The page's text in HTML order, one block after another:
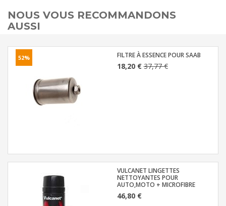
NOUS VOUS RECOMMANDONS
AUSSI
52% FILTRE À ESSENCE POUR SAAB
18,20 €37,77 €
VULCANET LINGETTES
NETTOYANTES POUR
AUTO,MOTO + MICROFIBRE
46,80 €